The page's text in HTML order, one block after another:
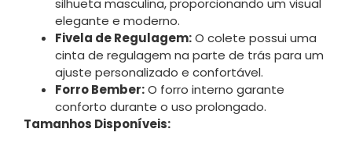
silhueta masculina, proporcionando um visual
elegante e moderno.
Fivela de Regulagem:O colete possui uma
cinta de regulagem na parte de trás para um
ajuste personalizado e confortável.
Forro Bember:O forro interno garante
conforto durante o uso prolongado.
Tamanhos Disponíveis: